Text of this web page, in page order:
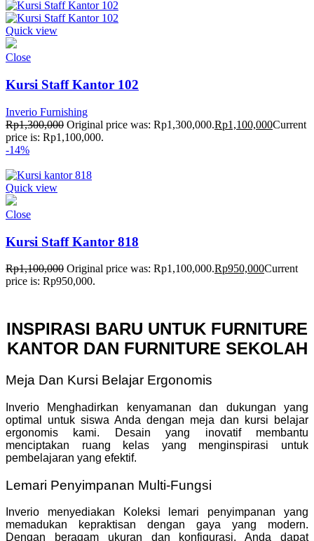
Quick view
Close
Kursi Staff Kantor 102
Inverio Furnishing
Rp1,300,000 Original price was: Rp1,300,000.Rp1,100,000Current
price is: Rp1,100,000.
-14%
Quick view
Close
Kursi Staff Kantor 818
Rp1,100,000 Original price was: Rp1,100,000.Rp950,000Current
price is: Rp950,000.
INSPIRASI BARU UNTUK FURNITURE
KANTOR DAN FURNITURE SEKOLAH
Meja Dan Kursi Belajar Ergonomis
Inverio Menghadirkan kenyamanan dan dukungan yang
optimal untuk siswa Anda dengan meja dan kursi belajar
ergonomis kami. Desain yang inovatif membantu
menciptakan ruang kelas yang menginspirasi untuk
pembelajaran yang efektif.
Lemari Penyimpanan Multi-Fungsi
Inverio menyediakan Koleksi lemari penyimpanan yang
memadukan kepraktisan dengan gaya yang modern.
Dengan beragam ukuran dan konfigurasi, Anda dapat